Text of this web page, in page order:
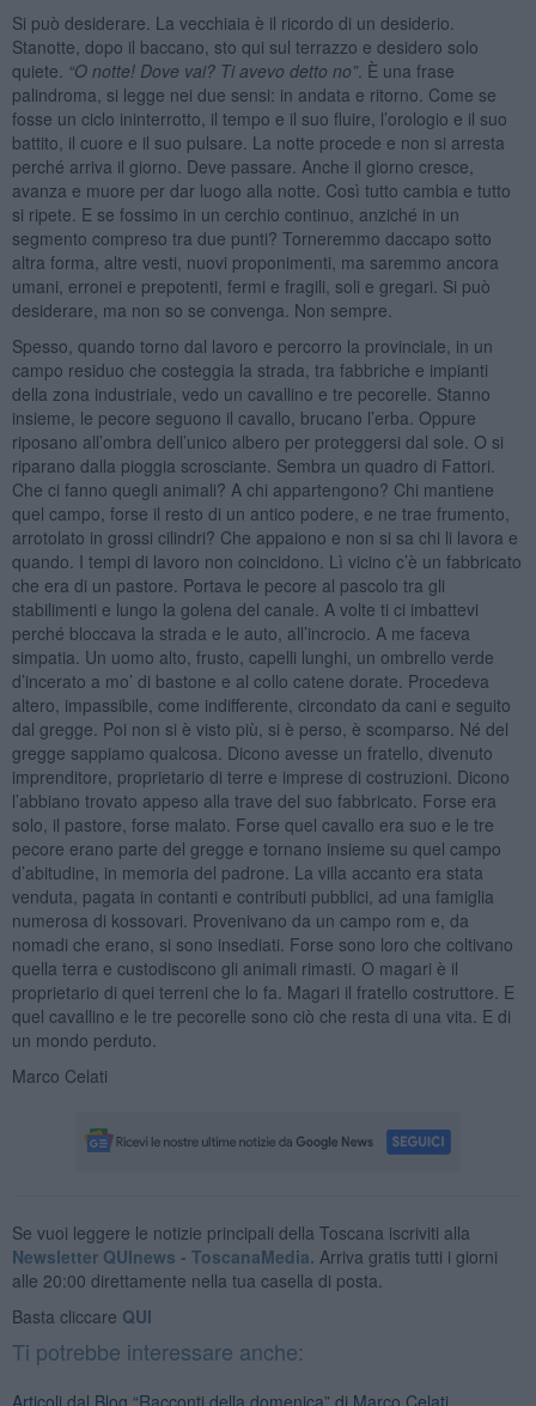
Si può desiderare. La vecchiaia è il ricordo di un desiderio.
Stanotte, dopo il baccano, sto qui sul terrazzo e desidero solo
quiete. “O notte! Dove vai? Ti avevo detto no”. È una frase
palindroma, si legge nei due sensi: in andata e ritorno. Come se
fosse un ciclo ininterrotto, il tempo e il suo fluire, l’orologio e il suo
battito, il cuore e il suo pulsare. La notte procede e non si arresta
perché arriva il giorno. Deve passare. Anche il giorno cresce,
avanza e muore per dar luogo alla notte. Così tutto cambia e tutto
si ripete. E se fossimo in un cerchio continuo, anziché in un
segmento compreso tra due punti? Torneremmo daccapo sotto
altra forma, altre vesti, nuovi proponimenti, ma saremmo ancora
umani, erronei e prepotenti, fermi e fragili, soli e gregari. Si può
desiderare, ma non so se convenga. Non sempre.
Spesso, quando torno dal lavoro e percorro la provinciale, in un
campo residuo che costeggia la strada, tra fabbriche e impianti
della zona industriale, vedo un cavallino e tre pecorelle. Stanno
insieme, le pecore seguono il cavallo, brucano l’erba. Oppure
riposano all’ombra dell’unico albero per proteggersi dal sole. O si
riparano dalla pioggia scrosciante. Sembra un quadro di Fattori.
Che ci fanno quegli animali? A chi appartengono? Chi mantiene
quel campo, forse il resto di un antico podere, e ne trae frumento,
arrotolato in grossi cilindri? Che appaiono e non si sa chi li lavora e
quando. I tempi di lavoro non coincidono. Lì vicino c’è un fabbricato
che era di un pastore. Portava le pecore al pascolo tra gli
stabilimenti e lungo la golena del canale. A volte ti ci imbattevi
perché bloccava la strada e le auto, all’incrocio. A me faceva
simpatia. Un uomo alto, frusto, capelli lunghi, un ombrello verde
d’incerato a mo’ di bastone e al collo catene dorate. Procedeva
altero, impassibile, come indifferente, circondato da cani e seguito
dal gregge. Poi non si è visto più, si è perso, è scomparso. Né del
gregge sappiamo qualcosa. Dicono avesse un fratello, divenuto
imprenditore, proprietario di terre e imprese di costruzioni. Dicono
l’abbiano trovato appeso alla trave del suo fabbricato. Forse era
solo, il pastore, forse malato. Forse quel cavallo era suo e le tre
pecore erano parte del gregge e tornano insieme su quel campo
d’abitudine, in memoria del padrone. La villa accanto era stata
venduta, pagata in contanti e contributi pubblici, ad una famiglia
numerosa di kossovari. Provenivano da un campo rom e, da
nomadi che erano, si sono insediati. Forse sono loro che coltivano
quella terra e custodiscono gli animali rimasti. O magari è il
proprietario di quei terreni che lo fa. Magari il fratello costruttore. E
quel cavallino e le tre pecorelle sono ciò che resta di una vita. E di
un mondo perduto.
Marco Celati
Se vuoi leggere le notizie principali della Toscana iscriviti alla
Newsletter QUInews - ToscanaMedia. Arriva gratis tutti i giorni
alle 20:00 direttamente nella tua casella di posta.
Basta cliccare QUI
Ti potrebbe interessare anche:
Articoli dal Blog “Racconti della domenica” di Marco Celati